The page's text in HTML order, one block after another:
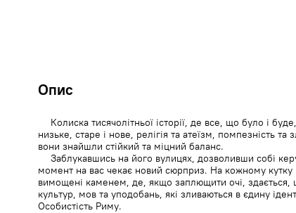
Опис
Колиска тисячолітньої історії, де все, що було і
низьке, старе і нове, релігія та атеїзм, помпезність та
вони знайшли стійкий та міцний баланс.
Заблукавшись на його вулицях, дозволивши собі
момент на вас чекає новий сюрприз. На кожному кутку
вимощені каменем, де, якщо заплющити очі, здається,
культур, мов та уподобань, які зливаються в єдину
Особистість Риму.